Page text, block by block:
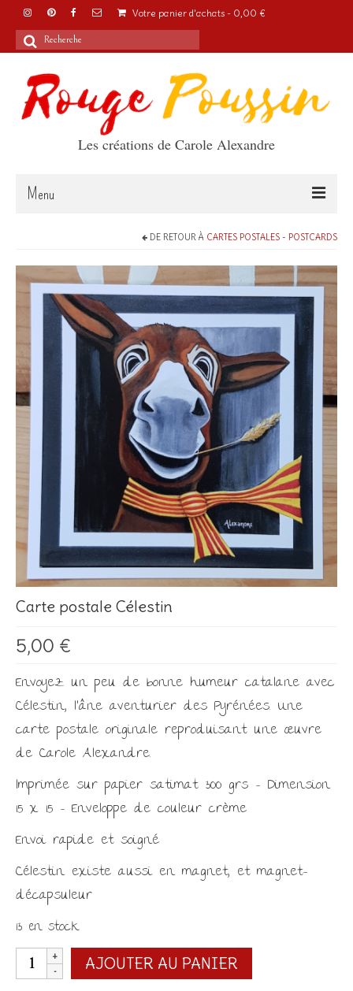
Votre panier d'achats - 0,00 €
Rechercher
Les créations de Carole Alexandre
Menu
Articles
A propos
Boutique
Les Créations
Mon compte
DE RETOUR À CARTES POSTALES - POSTCARDS
Carte postale Célestin
5,00 €
Envoyez un peu de bonne humeur catalane avec
Célestin, l’âne aventurier des Pyrénées. Une
carte postale originale reproduisant une œuvre
de Carole Alexandre.
Imprimée sur papier satimat 300 grs – Dimension
15 x 15 – Enveloppe de couleur crème
Envoi rapide et soigné
Célestin existe aussi en magnet, et magnet-
décapsuleur
13 en stock
quantité
de
AJOUTER AU PANIER